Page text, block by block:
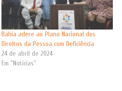
Bahia adere ao Plano Nacional dos
Direitos da Pessoa com Deficiência
24 de abril de 2024
Em "Notícias"